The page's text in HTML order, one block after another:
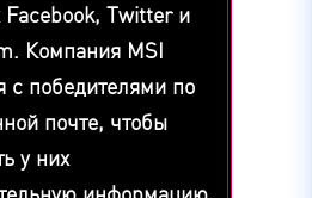
Facebook, Twitter и
Компания MSI
с победителями по
почте, чтобы
у них